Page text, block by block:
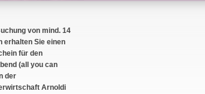
von mind. 14
erhalten Sie einen
für den
(all you can
der
Arnoldi